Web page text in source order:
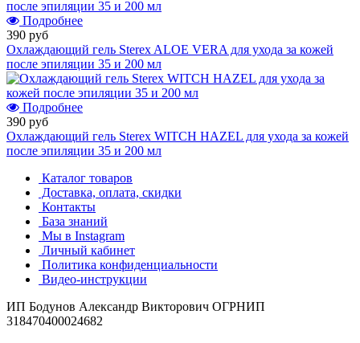
Подробнее
390 руб
Охлаждающий гель Sterex ALOE VERA для ухода за кожей
после эпиляции 35 и 200 мл
Подробнее
390 руб
Охлаждающий гель Sterex WITCH HAZEL для ухода за кожей
после эпиляции 35 и 200 мл
Каталог товаров
Доставка, оплата, скидки
Контакты
База знаний
Мы в Instagram
Личный кабинет
Политика конфиденциальности
Видео-инструкции
ИП Бодунов Александр Викторович ОГРНИП
318470400024682